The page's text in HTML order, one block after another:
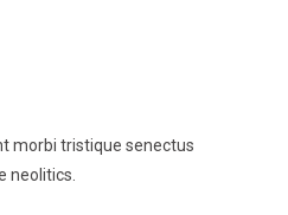
morbi tristique senectus
neolitics.